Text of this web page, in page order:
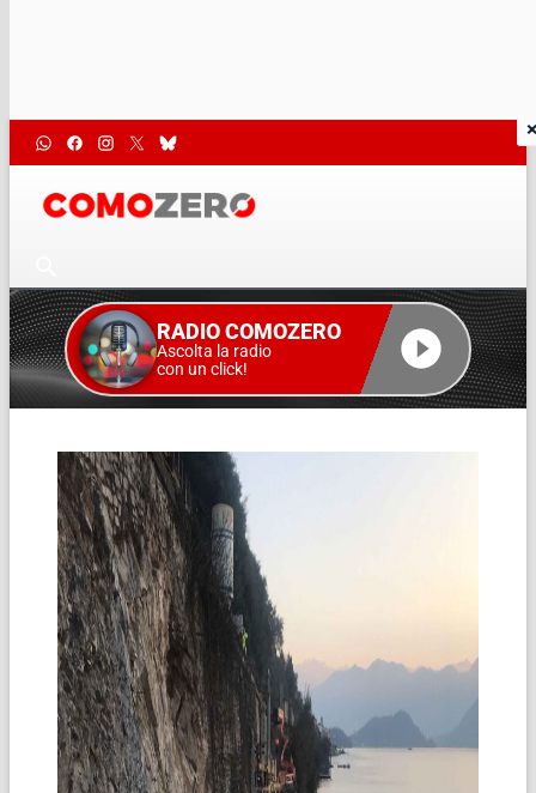
RADIO COMOZERO
Ascolta la radio
con un click!